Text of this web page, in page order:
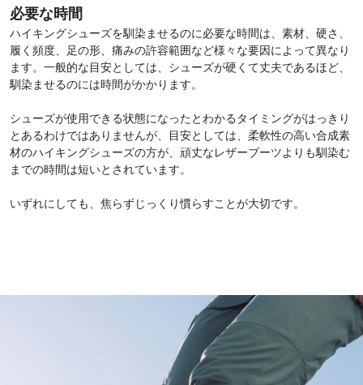
必要な時間
ハイキングシューズを馴染ませるのに必要な時間は、素材、硬さ、
履く頻度、足の形、痛みの許容範囲など様々な要因によって異なり
ます。一般的な目安としては、シューズが硬くて丈夫であるほど、
馴染ませるのには時間がかかります。
シューズが使用できる状態になったとわかるタイミングがはっきり
とあるわけではありませんが、目安としては、柔軟性の高い合成素
材のハイキングシューズの方が、頑丈なレザーブーツよりも馴染む
までの時間は短いとされています。
いずれにしても、焦らずじっくり慣らすことが大切です。